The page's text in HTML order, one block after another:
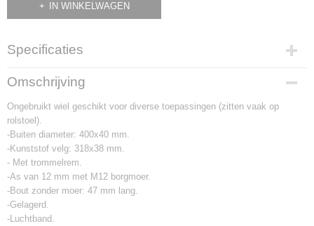
IN WINKELWAGEN
Specificaties
Productcode
0365
Omschrijving
Ongebruikt wiel geschikt voor diverse toepassingen (zitten vaak op
rolstoel).
-Buiten diameter: 400x40 mm.
-Kunststof velg: 318x38 mm.
- Met trommelrem.
-As van 12 mm met M12 borgmoer.
-Bout zonder moer: 47 mm lang.
-Gelagerd.
-Luchtband.